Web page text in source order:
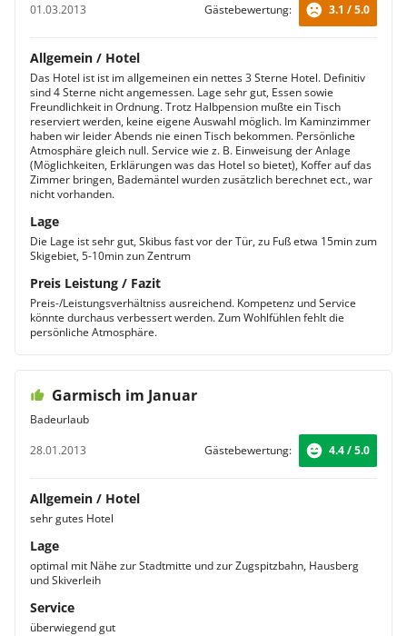
01.03.2013
Gästebewertung: 3.1 / 5.0
Allgemein / Hotel
Das Hotel ist ist im allgemeinen ein nettes 3 Sterne Hotel. Definitiv
sind 4 Sterne nicht angemessen. Lage sehr gut, Essen sowie
Freundlichkeit in Ordnung. Trotz Halbpension mußte ein Tisch
reserviert werden, keine eigene Auswahl möglich. Im Kaminzimmer
haben wir leider Abends nie einen Tisch bekommen. Persönliche
Atmosphäre gleich null. Service wie z. B. Einweisung der Anlage
(Möglichkeiten, Erklärungen was das Hotel so bietet), Koffer auf das
Zimmer bringen, Bademäntel wurden zusätzlich berechnet ect., war
nicht vorhanden.
Lage
Die Lage ist sehr gut, Skibus fast vor der Tür, zu Fuß etwa 15min zum
Skigebiet, 5-10min zun Zentrum
Preis Leistung / Fazit
Preis-/Leistungsverhältniss ausreichend. Kompetenz und Service
könnte durchaus verbessert werden. Zum Wohlfühlen fehlt die
persönliche Atmosphäre.
Garmisch im Januar
Badeurlaub
28.01.2013
Gästebewertung: 4.4 / 5.0
Allgemein / Hotel
sehr gutes Hotel
Lage
optimal mit Nähe zur Stadtmitte und zur Zugspitzbahn, Hausberg
und Skiverleih
Service
überwiegend gut